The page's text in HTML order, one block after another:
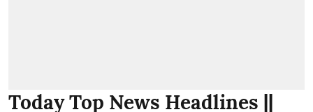
Today Top News Headlines ||